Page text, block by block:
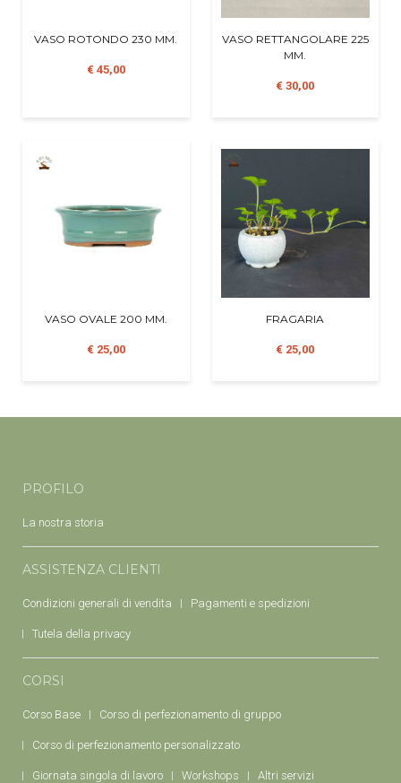
VASO ROTONDO 230 MM.
€ 45,00
VASO RETTANGOLARE 225
MM.
€ 30,00
VASO OVALE 200 MM.
€ 25,00
FRAGARIA
€ 25,00
PROFILO
La nostra storia
ASSISTENZA CLIENTI
Condizioni generali di vendita Pagamenti e spedizioni
Tutela della privacy
CORSI
Corso Base Corso di perfezionamento di gruppo
Corso di perfezionamento personalizzato
Giornata singola di lavoro Workshops Altri servizi